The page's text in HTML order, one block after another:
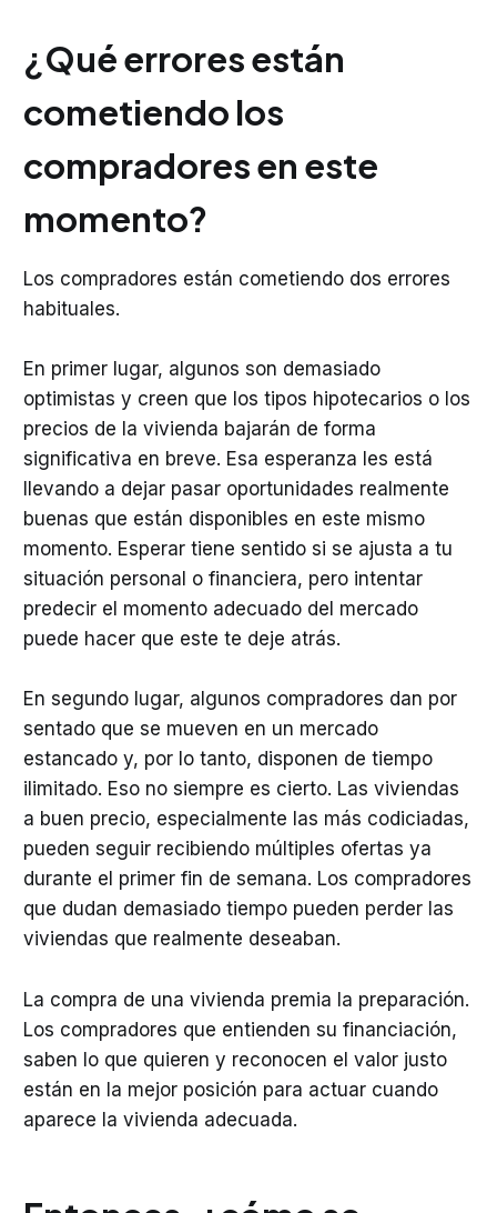
¿Qué errores están
cometiendo los
compradores en este
momento?
Los compradores están cometiendo dos errores
habituales.
En primer lugar, algunos son demasiado
optimistas y creen que los tipos hipotecarios o los
precios de la vivienda bajarán de forma
significativa en breve. Esa esperanza les está
llevando a dejar pasar oportunidades realmente
buenas que están disponibles en este mismo
momento. Esperar tiene sentido si se ajusta a tu
situación personal o financiera, pero intentar
predecir el momento adecuado del mercado
puede hacer que este te deje atrás.
En segundo lugar, algunos compradores dan por
sentado que se mueven en un mercado
estancado y, por lo tanto, disponen de tiempo
ilimitado. Eso no siempre es cierto. Las viviendas
a buen precio, especialmente las más codiciadas,
pueden seguir recibiendo múltiples ofertas ya
durante el primer fin de semana. Los compradores
que dudan demasiado tiempo pueden perder las
viviendas que realmente deseaban.
La compra de una vivienda premia la preparación.
Los compradores que entienden su financiación,
saben lo que quieren y reconocen el valor justo
están en la mejor posición para actuar cuando
aparece la vivienda adecuada.